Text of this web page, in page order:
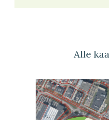
Alle